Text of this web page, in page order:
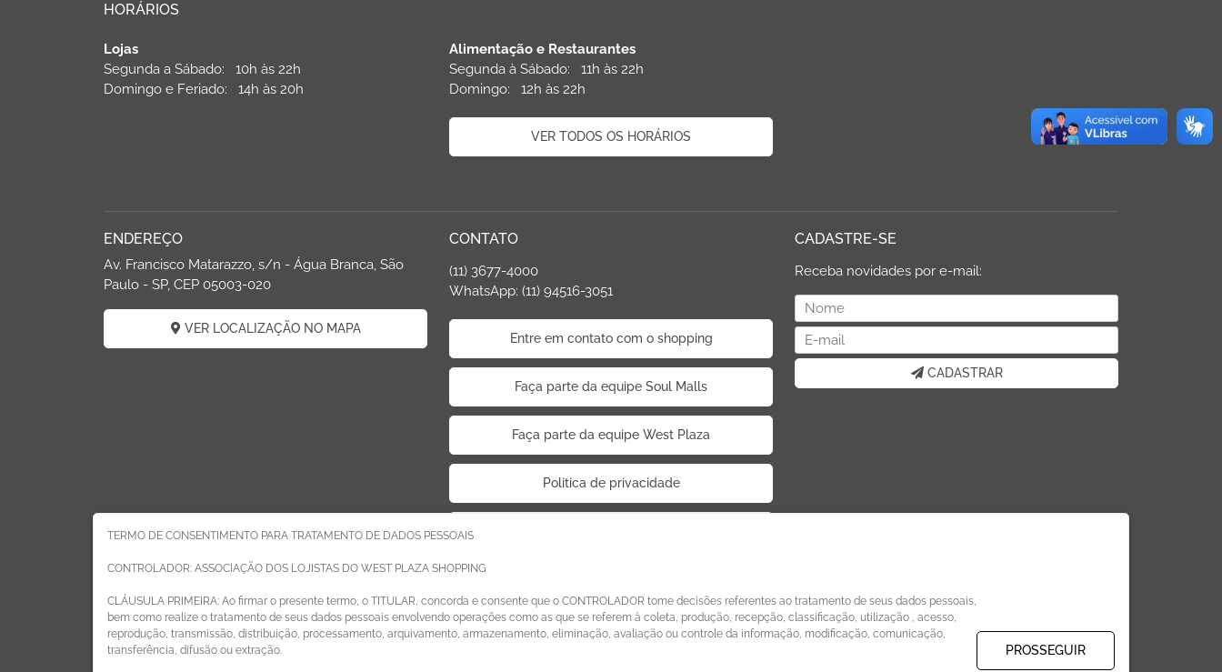
TERMO DE CONSENTIMENTO PARA TRATAMENTO DE DADOS PESSOAIS
CONTROLADOR: ASSOCIAÇÃO DOS LOJISTAS DO WEST PLAZA SHOPPING
CLÁUSULA PRIMEIRA: Ao firmar o presente termo, o TITULAR, concorda e consente que o CONTROLADOR tome decisões referentes ao tratamento de seus dados pessoais,
bem como realize o tratamento de seus dados pessoais envolvendo operações como as que se referem à coleta, produção, recepção, classificação, utilização , acesso,
reprodução, transmissão, distribuição, processamento, arquivamento, armazenamento, eliminação, avaliação ou controle da informação, modificação, comunicação,
transferência, difusão ou extração.
PROSSEGUIR
HORÁRIOS
Lojas
Segunda a Sábado: 10h às 22h
Domingo e Feriado: 14h às 20h
Alimentação e Restaurantes
Segunda à Sábado: 11h às 22h
Domingo: 12h às 22h
VER TODOS OS HORÁRIOS
ENDEREÇO
Av. Francisco Matarazzo, s/n - Água Branca, São
Paulo - SP, CEP 05003-020
VER LOCALIZAÇÃO NO MAPA
CONTATO
(11) 3677-4000
WhatsApp: (11) 94516-3051
Entre em contato com o shopping
Faça parte da equipe Soul Malls
Faça parte da equipe West Plaza
Politica de privacidade
CADASTRE-SE
Receba novidades por e-mail:
CADASTRAR